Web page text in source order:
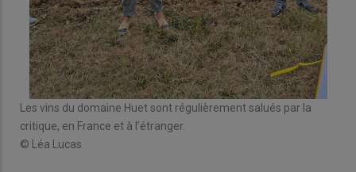
Les vins du domaine Huet sont régulièrement salués par la
critique, en France et à l’étranger.
© Léa Lucas